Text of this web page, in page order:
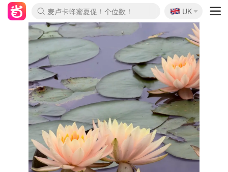
麦卢卡蜂蜜夏促！个位数！
Prada/Miu 4.8折！
啥？必胜客披萨5折！
🇬🇧
UK